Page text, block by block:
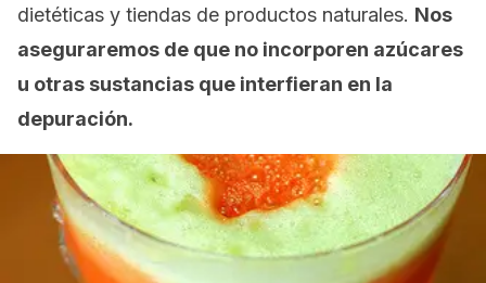
dietéticas y tiendas de productos naturales. Nos
aseguraremos de que no incorporen azúcares
u otras sustancias que interfieran en la
depuración.